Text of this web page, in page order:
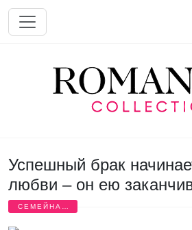
Перейти к основному содержанию
Успешный брак
любви – он ею
СЕМЕЙНАЯ